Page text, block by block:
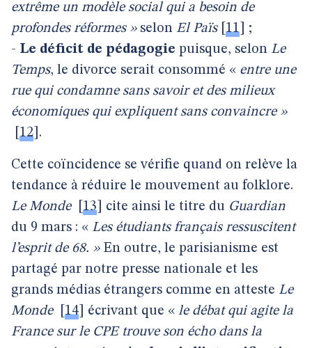
extrême un modèle social qui a besoin de
profondes réformes » selon El Païs[ 11
;
- Le déficit de pédagogie puisque, selon Le
Temps, le divorce serait consommé « entre une
rue qui condamne sans savoir et des milieux
économiques qui expliquent sans convaincre »
12 .
Cette coïncidence se vérifie quand on relève la
tendance à réduire le mouvement au folklore.
Le Monde
13 cite ainsi le titre du Guardian
du 9 mars : « Les étudiants français ressuscitent
l’esprit de 68. » En outre, le parisianisme est
partagé par notre presse nationale et les
grands médias étrangers comme en atteste Le
Monde
14 écrivant que « le débat qui agite la
France sur le CPE trouve son écho dans la